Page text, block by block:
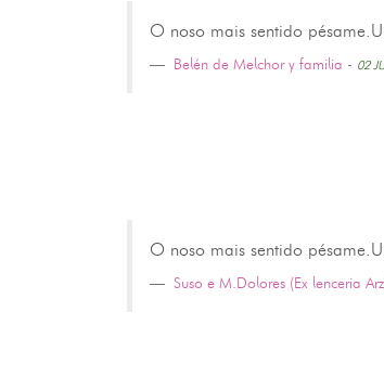
O noso mais sentido
Belén de Melchor y familia - 02
O noso mais sentido
Suso e M.Dolores (Ex lenceria